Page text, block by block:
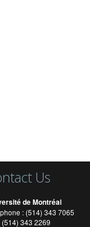
Us
de Montréal
: (514) 343 7065
(514) 343 2269